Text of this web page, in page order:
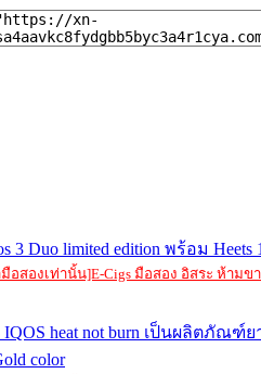
3 Duo limited edition พร้อม Heets
อสองเท่านั้น]E-Cigs มือสอง อิสระ ห้ามข
IQOS heat not burn เป็นผลิตภัณฑ์
color